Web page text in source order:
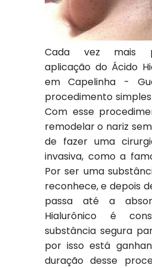
Cada vez mais
aplicação do Ácido
em Capelinha -
procedimento
Com esse
remodelar o nariz
de fazer uma
invasiva, como a
Por ser uma
reconhece, e depois
passa até a
Hialurônico é
substância segura
por isso está
duração desse